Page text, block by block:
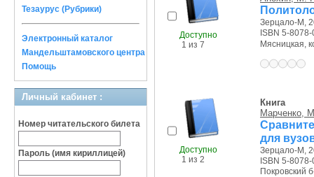
Тезаурус (Рубрики)
Электронный каталог
Мандельштамовского центра
Помощь
Личный кабинет :
Номер читательского билета
Пароль (имя кириллицей)
Доступно
1 из 7
Зерцало-М,
ISBN 5-
Мясницкая,
Доступно
1 из 2
Книга
Марченко,
для
Зерцало-М,
ISBN 5-
Покровский